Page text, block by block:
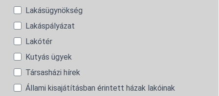
Lakásügynökség
Lakáspályázat
Lakótér
Kutyás ügyek
Társasházi hírek
Állami kisajátításban érintett házak lakóinak